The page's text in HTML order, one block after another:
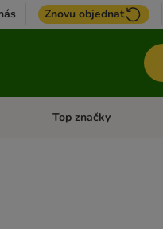
Znovu objednat
Otevřít menu: + VET Dieta
Top značky